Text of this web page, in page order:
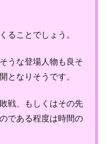
ることでしょう。
うな登場人物も良そ
となりそうです。
戦、もしくはその先
である程度は時間の